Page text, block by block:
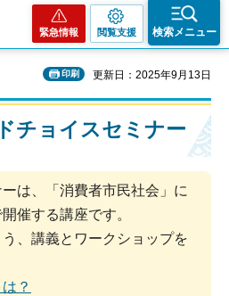
緊急情報 閲覧支援 検索メニュー
印刷 更新日：2025年9月13日
チョイスセミナー
は、「消費者市民社会」に
催する講座です。
、講義とワークショップを
？